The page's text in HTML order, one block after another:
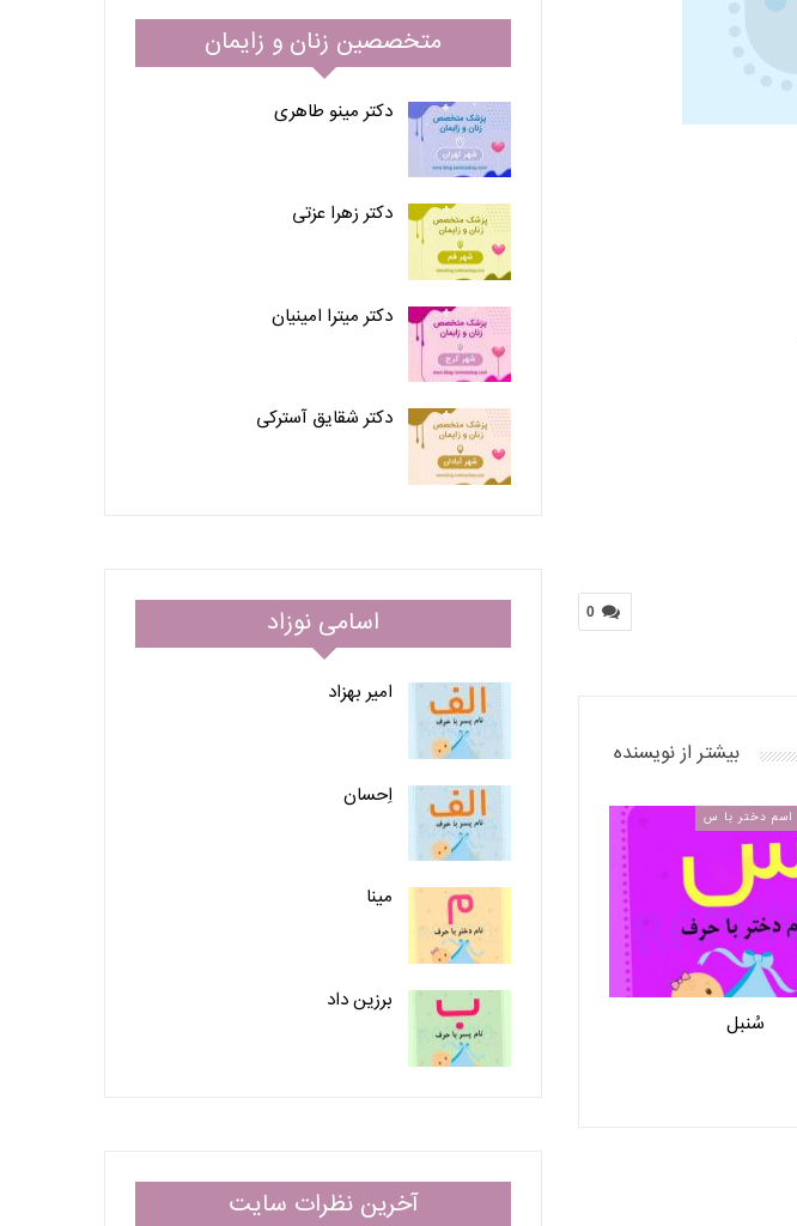
0
بیشتر از نویسنده
اسم دختر با س
سُنبل
متخصصین زنان و زایمان
دکتر مینو طاهری
دکتر زهرا عزتی
دکتر میترا امینیان
دکتر شقایق آسترکی
اسامی نوزاد
امیر بهزاد
اِحسان
مینا
برزین داد
آخرین نظرات سایت